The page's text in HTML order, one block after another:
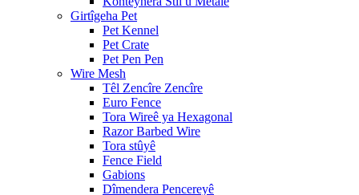
Girtîgeha Pet
Pet Kennel
Pet Crate
Pet Pen Pen
Wire Mesh
Têl Zencîre Zencîre
Euro Fence
Tora Wireê ya Hexagonal
Razor Barbed Wire
Tora stûyê
Fence Field
Gabions
Dîmendera Pencereyê